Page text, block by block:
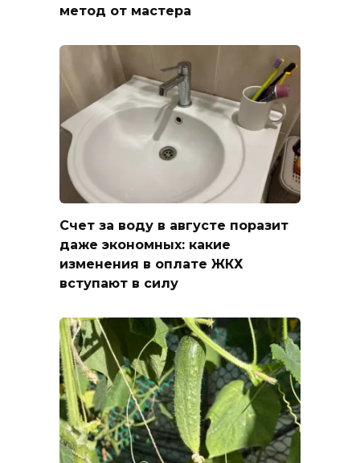
метод от мастера
Счет за воду в августе поразит
даже экономных: какие
изменения в оплате ЖКХ
вступают в силу